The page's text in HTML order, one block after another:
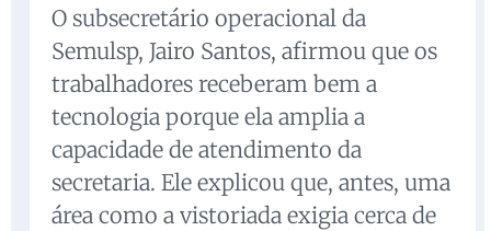
O subsecretário operacional da
Semulsp, Jairo Santos, afirmou que os
trabalhadores receberam bem a
tecnologia porque ela amplia a
capacidade de atendimento da
secretaria. Ele explicou que, antes, uma
área como a vistoriada exigia cerca de